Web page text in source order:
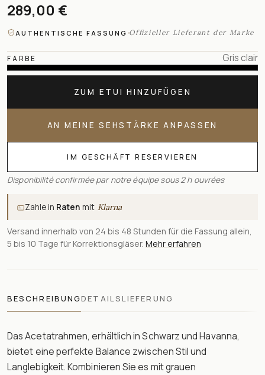
289,00 €
AUTHENTISCHE FASSUNG ·Offizieller Lieferant der Marke
FARBE Gris clair
ZUM ETUI HINZUFÜGEN
AN MEINE SEHSTÄRKE ANPASSEN
IM GESCHÄFT RESERVIEREN
Disponibilité confirmée par notre équipe sous 2 h ouvrées
Zahle in Raten mit Klarna
Versand innerhalb von 24 bis 48 Stunden für die Fassung allein,
5 bis 10 Tage für Korrektionsgläser. Mehr erfahren
BESCHREIBUNGDETAILSLIEFERUNG
Das Acetatrahmen, erhältlich in Schwarz und Havanna,
bietet eine perfekte Balance zwischen Stil und
Langlebigkeit. Kombinieren Sie es mit grauen